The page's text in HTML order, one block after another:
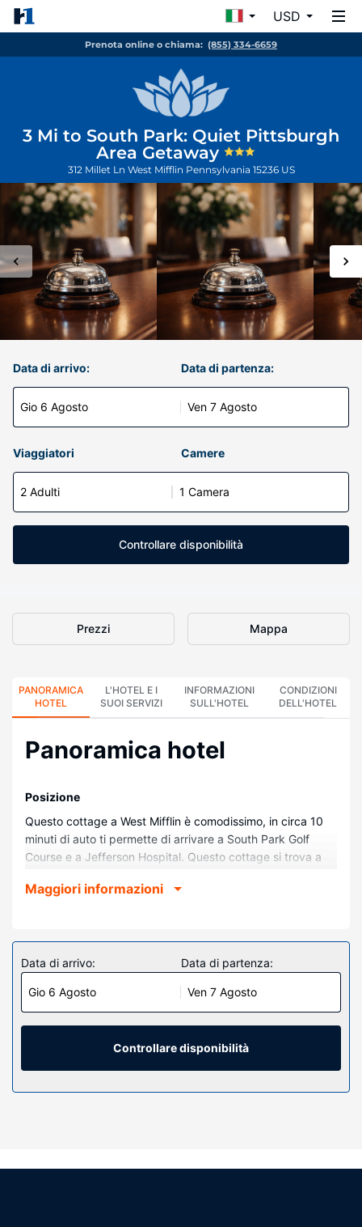
USD
Prenota online o chiama: (855) 334-6659
3 Mi to South Park: Quiet Pittsburgh
Area Getaway
312 Millet Ln West Mifflin Pennsylvania 15236 US
Data di arrivo:
Gio 6 Agosto
Data di partenza:
Ven 7 Agosto
Viaggiatori Camere
2 Adulti 1 Camera
Controllare disponibilità
Prezzi Mappa
PANORAMICA
HOTEL
L'HOTEL E I
SUOI SERVIZI
INFORMAZIONI
SULL'HOTEL
CONDIZIONI
DELL'HOTEL
Panoramica hotel
Posizione
Questo cottage a West Mifflin è comodissimo, in circa 10
minuti di auto ti permette di arrivare a South Park Golf
Course e a Jefferson Hospital. Questo cottage si trova a
Park.
Questo cottage vanta una cucina con un forno e un piano
cottura. A tua disposizione avrai anche un microonde e
una lavatrice.
Attrattive della proprietà
Avrai a disposizone utili servizi come il Wi-Fi gratuito e
un'area barbecue.
Il un parcheggio gratuito è disponibile in loco.
Maggiori informazioni
Data di arrivo:
Gio 6 Agosto
Data di partenza:
Ven 7 Agosto
Controllare disponibilità